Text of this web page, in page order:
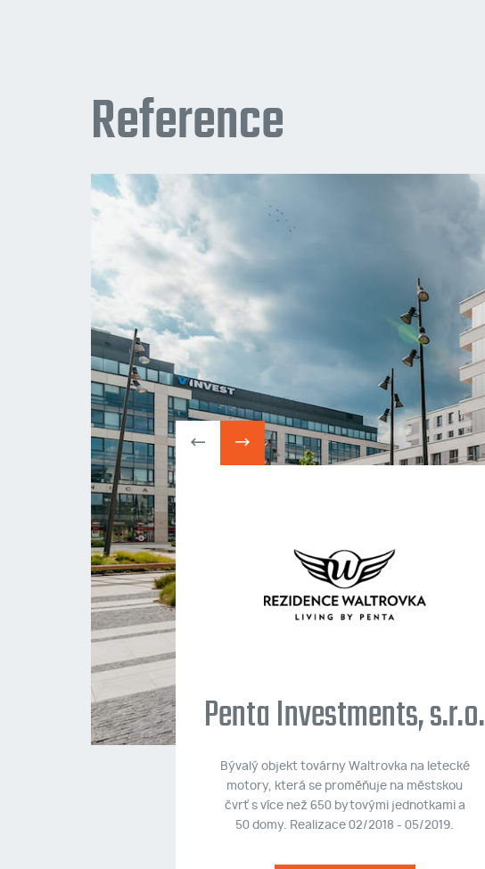
Reference
Jahodnice
Realizace 05/2016
Penta Investments, s.r.o.
Bývalý objekt továrny Waltrovka na letecké
motory, která se proměňuje na městskou
čvrť s více než 650 bytovými jednotkami a
50 domy. Realizace 02/2018 - 05/2019.